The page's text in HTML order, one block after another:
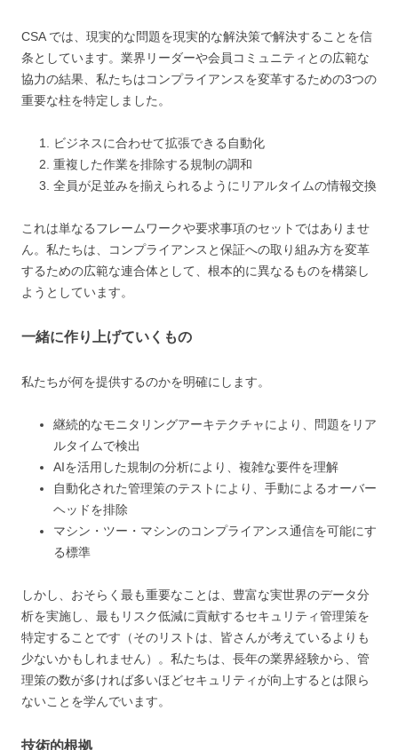
CSA では、現実的な問題を現実的な解決策で解決することを信
条としています。業界リーダーや会員コミュニティとの広範な
協力の結果、私たちはコンプライアンスを変革するための3つの
重要な柱を特定しました。
ビジネスに合わせて拡張できる自動化
重複した作業を排除する規制の調和
全員が足並みを揃えられるようにリアルタイムの情報交換
これは単なるフレームワークや要求事項のセットではありませ
ん。私たちは、コンプライアンスと保証への取り組み方を変革
するための広範な連合体として、根本的に異なるものを構築し
ようとしています。
一緒に作り上げていくもの
私たちが何を提供するのかを明確にします。
継続的なモニタリングアーキテクチャにより、問題をリア
ルタイムで検出
AIを活用した規制の分析により、複雑な要件を理解
自動化された管理策のテストにより、手動によるオーバー
ヘッドを排除
マシン・ツー・マシンのコンプライアンス通信を可能にす
る標準
しかし、おそらく最も重要なことは、豊富な実世界のデータ分
析を実施し、最もリスク低減に貢献するセキュリティ管理策を
特定することです（そのリストは、皆さんが考えているよりも
少ないかもしれません）。私たちは、長年の業界経験から、管
理策の数が多ければ多いほどセキュリティが向上するとは限ら
ないことを学んでいます。
技術的根拠